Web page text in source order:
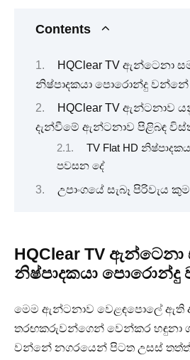
Contents
HQClear TV ඇන්ටෙනා
නිෂ්පාදකයා පොරොන්දු
HQClear TV ඇන්ටනාව
දැන්වීමේ ඇන්ටනාව පිළිබඳ
TV Flat HD
පවසන දේ
උපාංගයේ සැබෑ පිරිවැය
HQClear TV
නිෂ්පාදකයා
මෙම ඇන්ටනාව වෙළඳපොලේ ඇති
තරඟකරුවන්ගෙන් වෙන්කර හඳුනා
වන්නේ නගරයෙන් පිටත උසස්